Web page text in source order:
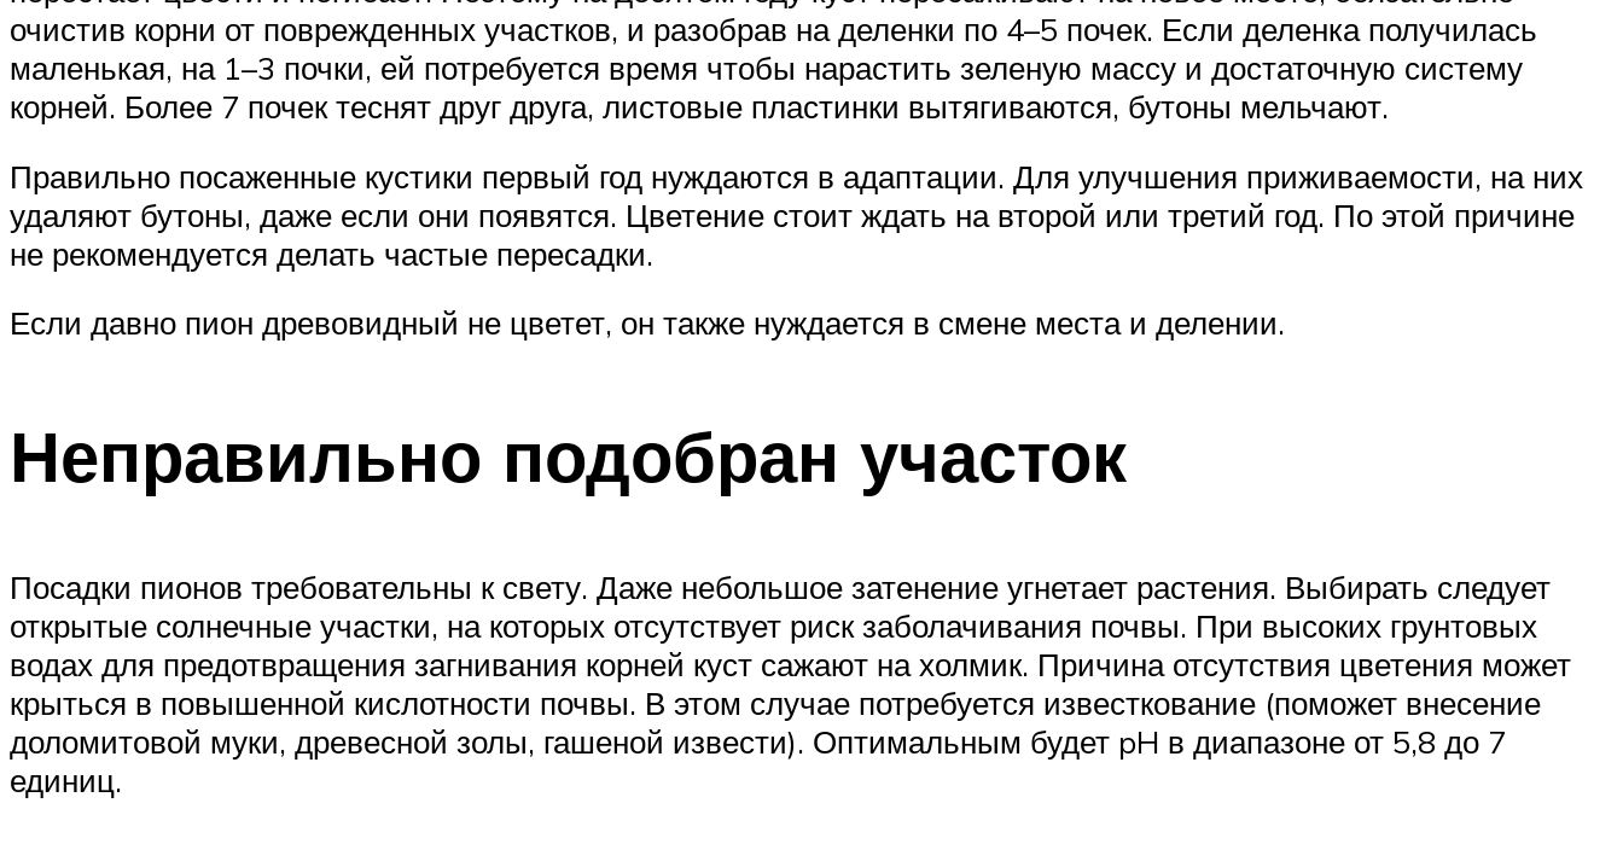
очистив корни от поврежденных участков, и разобрав на деленки по 4–5 почек. Если деленка получилась
маленькая, на 1–3 почки, ей потребуется время чтобы нарастить зеленую массу и достаточную систему
корней. Более 7 почек теснят друг друга, листовые пластинки вытягиваются, бутоны мельчают.
Правильно посаженные кустики первый год нуждаются в адаптации. Для улучшения приживаемости, на них
удаляют бутоны, даже если они появятся. Цветение стоит ждать на второй или третий год. По этой причине
не рекомендуется делать частые пересадки.
Если давно пион древовидный не цветет, он также нуждается в смене места и делении.
Неправильно подобран участок
Посадки пионов требовательны к свету. Даже небольшое затенение угнетает растения. Выбирать следует
открытые солнечные участки, на которых отсутствует риск заболачивания почвы. При высоких грунтовых
водах для предотвращения загнивания корней куст сажают на холмик. Причина отсутствия цветения может
крыться в повышенной кислотности почвы. В этом случае потребуется известкование (поможет внесение
доломитовой муки, древесной золы, гашеной извести). Оптимальным будет pH в диапазоне от 5,8 до 7
единиц.